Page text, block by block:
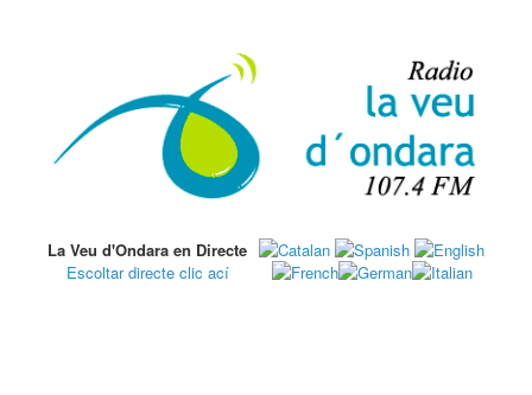
La Veu d'Ondara en Directe
Escoltar directe clic ací